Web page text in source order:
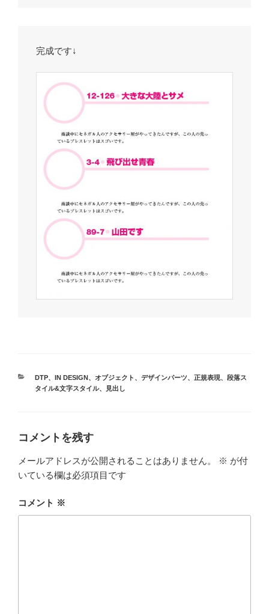
完成です↓
カ
テ
DTP、 IN DESIGN、 オブジェクト 、 デザインパーツ、 正規表現、 段落ス
タイル&文字スタイル、 見出し
コメントを残す
メールアドレスが公開されることはありません。 ※ が付
いている欄は必須項目です
コメント ※